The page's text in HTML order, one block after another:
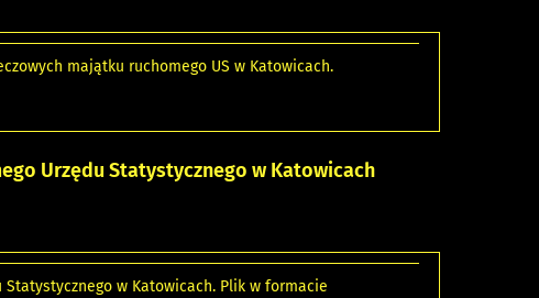
majątku ruchomego US w Katowicach.
Urzędu Statystycznego w Katowicach
w Katowicach. Plik w formacie